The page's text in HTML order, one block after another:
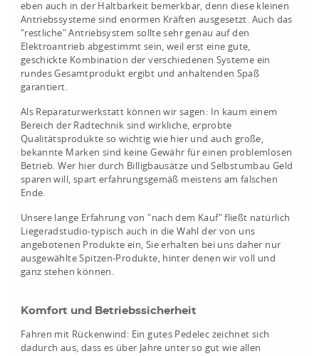
eben auch in der Haltbarkeit bemerkbar, denn diese kleinen
Antriebssysteme sind enormen Kräften ausgesetzt. Auch das
"restliche" Antriebsystem sollte sehr genau auf den
Elektroantrieb abgestimmt sein, weil erst eine gute,
geschickte Kombination der verschiedenen Systeme ein
rundes Gesamtprodukt ergibt und anhaltenden Spaß
garantiert.
Als Reparaturwerkstatt können wir sagen: In kaum einem
Bereich der Radtechnik sind wirkliche, erprobte
Qualitätsprodukte so wichtig wie hier und auch große,
bekannte Marken sind keine Gewähr für einen problemlosen
Betrieb. Wer hier durch Billigbausätze und Selbstumbau Geld
sparen will, spart erfahrungsgemäß meistens am falschen
Ende.
Unsere lange Erfahrung von "nach dem Kauf" fließt natürlich
Liegeradstudio-typisch auch in die Wahl der von uns
angebotenen Produkte ein, Sie erhalten bei uns daher nur
ausgewählte Spitzen-Produkte, hinter denen wir voll und
ganz stehen können.
Komfort und Betriebssicherheit
Fahren mit Rückenwind: Ein gutes Pedelec zeichnet sich
dadurch aus, dass es über Jahre unter so gut wie allen